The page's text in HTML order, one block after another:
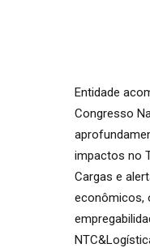
Entidade
Congresso
impactos no
Cargas e
econômicos,